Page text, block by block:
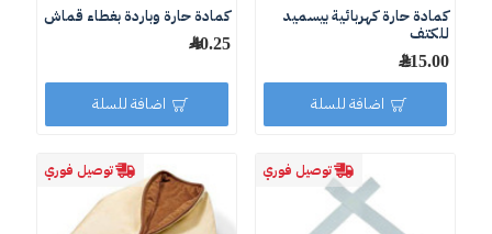
كمادة حارة كهربائية بيسميد
للكتف
215.00 ﷼
اضافة للسلة
كمادة حارة وباردة بغطاء قماش
40.25 ﷼
اضافة للسلة
توصيل فوري توصيل فوري